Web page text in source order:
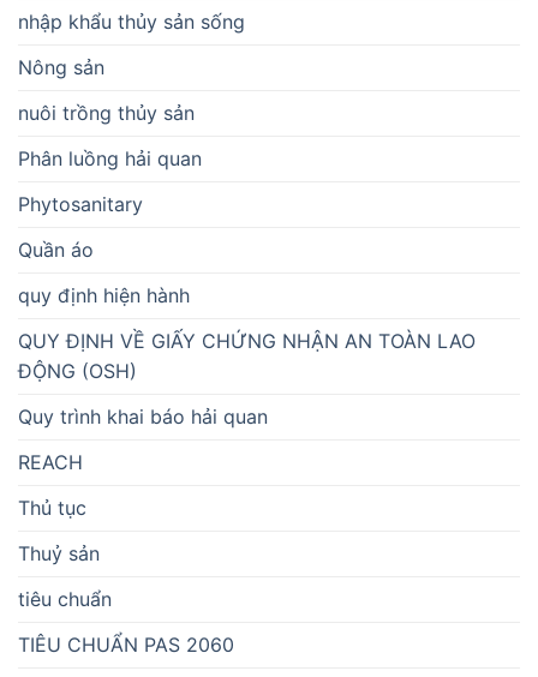
nhập khẩu thủy sản sống
Nông sản
nuôi trồng thủy sản
Phân luồng hải quan
Phytosanitary
Quần áo
quy định hiện hành
QUY ĐỊNH VỀ GIẤY CHỨNG NHẬN AN TOÀN LAO
ĐỘNG (OSH)
Quy trình khai báo hải quan
REACH
Thủ tục
Thuỷ sản
tiêu chuẩn
TIÊU CHUẨN PAS 2060